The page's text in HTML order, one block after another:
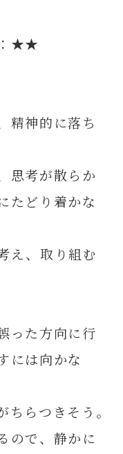
：★★
精神的に落ち
思考が散らか
たどり着かな
え、取り組む
った方向に行
には向かな
らつきそう。
ので、静かに